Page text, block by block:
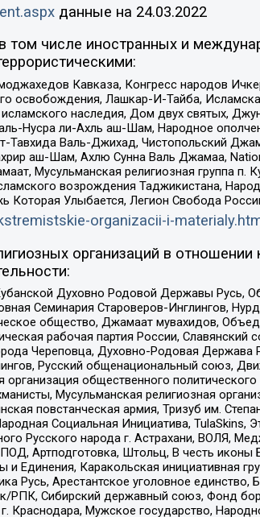
данные на 24.03.2022
числе иностранных и
Кавказа, Конгресс народов
освобождения, Лашкар-И-Тайба,
наследия, Дом двух святых,
Нусра ли-Ахль аш-Шам, Народное
Валь-Джихад, Чистопольский
аш-Шам, Ахлю Сунна Валь Джамаа,
Мусульманская религиозная группа п.
возрождения Таджикистана,
Улыбается, Легион Свобода
organizacii-i-
организаций в
Духовно Родовой Державы Русь,
Семинария Староверов-Инглингов,
общество, Джамаат мувахидов,
рабочая партия России,
Череповца, Духовно-Родовая Держава
Русский общенациональный союз,
общественного
Мусульманская религиозная
повстанческая армия, Тризуб им.
Социальная Инициатива, TulaSkins,
Русского народа г. Астрахани, ВОЛЯ,
Артподготовка, Штольц, В честь
Каракольская инициативная
Русь, Арестантское уголовное
РПК, Сибирский державный союз, Фонд
Краснодара, Мужское государство,